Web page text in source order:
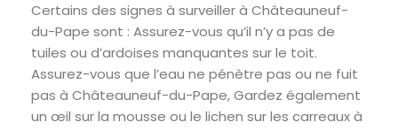
Certains des signes à surveiller à Châteauneuf-
du-Pape sont : Assurez-vous qu’il n’y a pas de
tuiles ou d’ardoises manquantes sur le toit.
Assurez-vous que l’eau ne pénètre pas ou ne fuit
pas à Châteauneuf-du-Pape, Gardez également
un œil sur la mousse ou le lichen sur les carreaux à